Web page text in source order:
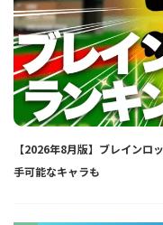
【2026年8月版】ブレインロ
手可能なキャラも